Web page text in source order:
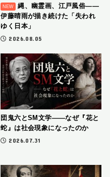
縄、幽霊画、江戸風俗――
伊藤晴雨が描き続けた「失われ
ゆく日本」
2026.08.05
団鬼六とSM文学――なぜ『花と
蛇』は社会現象になったのか
2026.07.31